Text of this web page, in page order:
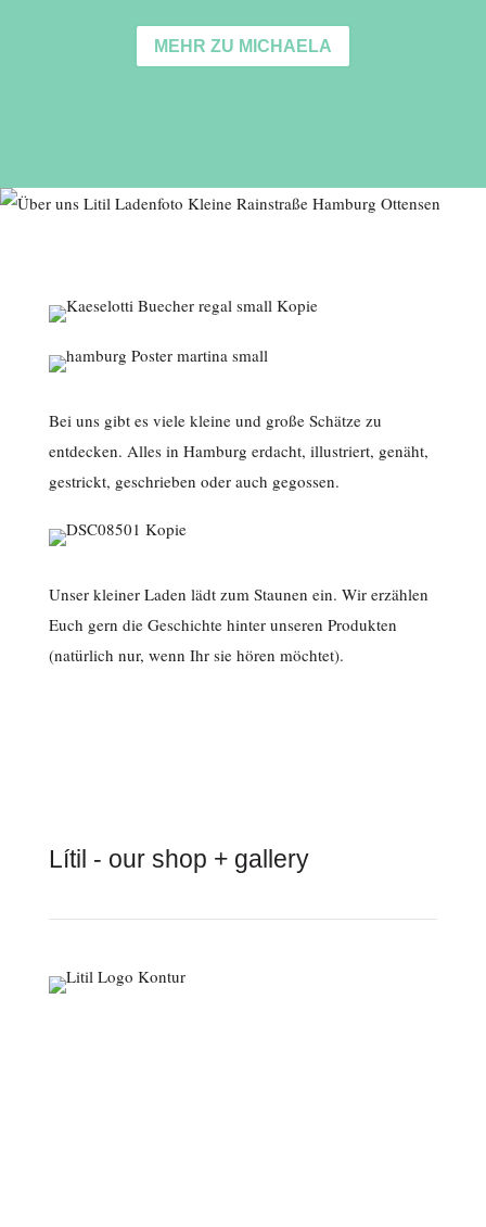
MEHR ZU MICHAELA
Bei uns gibt es viele kleine und große Schätze zu
entdecken. Alles in Hamburg erdacht, illustriert, genäht,
gestrickt, geschrieben oder auch gegossen.
Unser kleiner Laden lädt zum Staunen ein. Wir erzählen
Euch gern die Geschichte hinter unseren Produkten
(natürlich nur, wenn Ihr sie hören möchtet).
Lítil - our shop + gallery